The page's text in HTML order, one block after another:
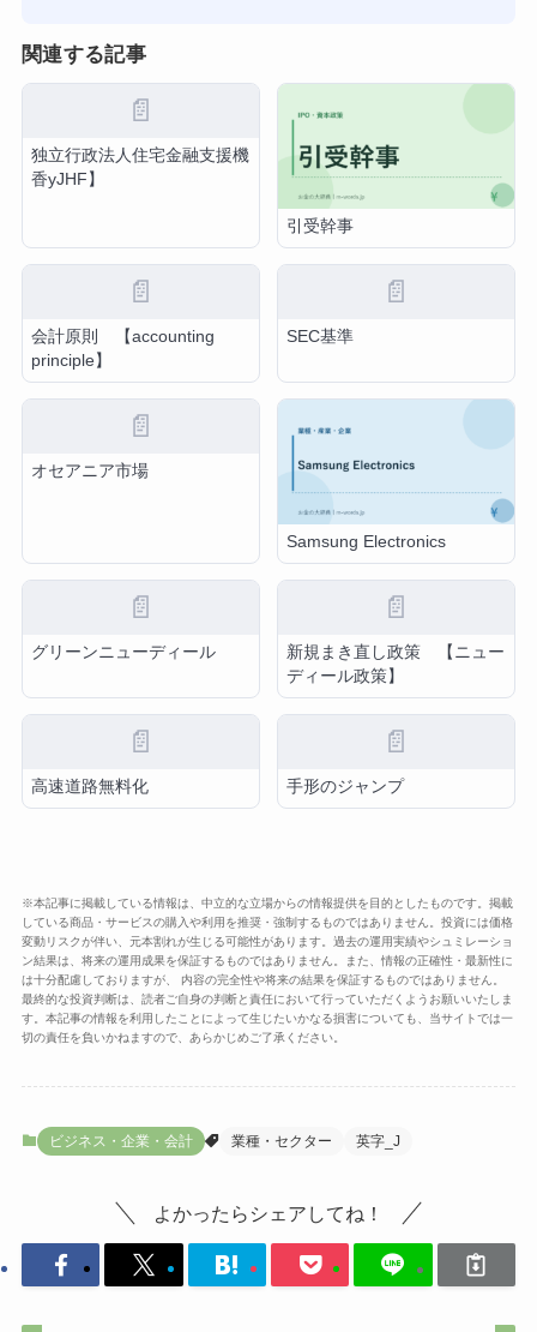
関連する記事
📄
独立行政法人住宅金融支援機
香yJHF】
引受幹事
📄
会計原則 【accounting
principle】
📄
SEC基準
📄
オセアニア市場
Samsung Electronics
📄
グリーンニューディール
📄
新規まき直し政策 【ニュー
ディール政策】
📄
高速道路無料化
📄
手形のジャンプ
※本記事に掲載している情報は、中立的な立場からの情報提供を目的としたものです。掲載
している商品・サービスの購入や利用を推奨・強制するものではありません。投資には価格
変動リスクが伴い、元本割れが生じる可能性があります。過去の運用実績やシュミレーショ
ン結果は、将来の運用成果を保証するものではありません。また、情報の正確性・最新性に
は十分配慮しておりますが、 内容の完全性や将来の結果を保証するものではありません。
最終的な投資判断は、読者ご自身の判断と責任において行っていただくようお願いいたしま
す。本記事の情報を利用したことによって生じたいかなる損害についても、当サイトでは一
切の責任を負いかねますので、あらかじめご了承ください。
ビジネス・企業・会計 業種・セクター 英字_J
よかったらシェアしてね！